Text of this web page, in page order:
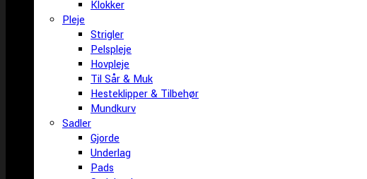
Klokker
Pleje
Strigler
Pelspleje
Hovpleje
Til Sår & Muk
Hesteklipper & Tilbehør
Mundkurv
Sadler
Gjorde
Underlag
Pads